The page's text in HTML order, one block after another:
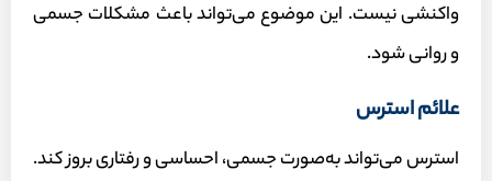
واکنشی نیست. این موضوع می‌تواند باعث مشکلات جسمی
و روانی شود.
علائم استرس
استرس می‌تواند به‌صورت جسمی، احساسی و رفتاری بروز کند.